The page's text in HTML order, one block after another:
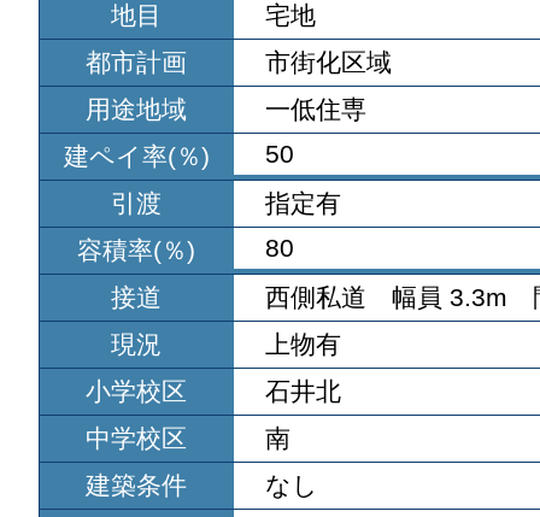
地目
宅地
都市計画
市街化区域
用途地域
一低住専
建ペイ率(％)
50
引渡
指定有
容積率(％)
80
接道
西側私道 幅員 3.3m
現況
上物有
小学校区
石井北
中学校区
南
建築条件
なし